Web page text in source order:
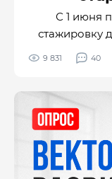
С 1 июня
стажировку для
2023 года –
дизайн
9 831 40